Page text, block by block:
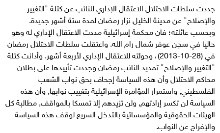
جددت سلطات الاحتلال الاعتقال الإداري للنائب عن كتلة "التغيير
والإصلاح" عن مدينة الخليل نزار رمضان لمدة ستة أشهر جديدة.
وبحسب عائلته؛ فان محكمة إسرائيلية مددت الاعتقال الإداري له وهو
حاليا في سجن عوفر شمال رام الله. واعتقلت سلطات الاحتلال رمضان
في (28-10-2013)، وحولته للاعتقال الإداري لأربعة أشهر. وأدانت كتلة
"التغيير والإصلاح" تمديد النائب رمضان وجددت تأييدها على بطلان
محاكم الاحتلال وأن هذه السياسة إجحاف بحق نواب الشعب
الفلسطيني, واستمرار المؤامرة الإسرائيلية بتغييب نوابها, وأن هذه
السياسة لن تكسر إرادتهم, ولن تزيدهم إلا تمسكا بالمواقف, مطالبة كل
الهيئات الحقوقية والمؤسساتية بالتدخل السريع لوقف هذه السياسة
والإفراج عن النواب.